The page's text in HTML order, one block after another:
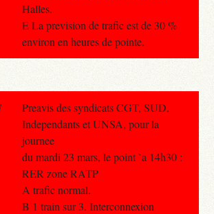
Halles.
E La prevision de trafic est de 30 %
environ en heures de pointe.
Preavis des syndicats CGT, SUD,
Independants et UNSA, pour la
journee
du mardi 23 mars, le point `a 14h30 :
RER zone RATP
A trafic normal.
B 1 train sur 3. Interconnexion